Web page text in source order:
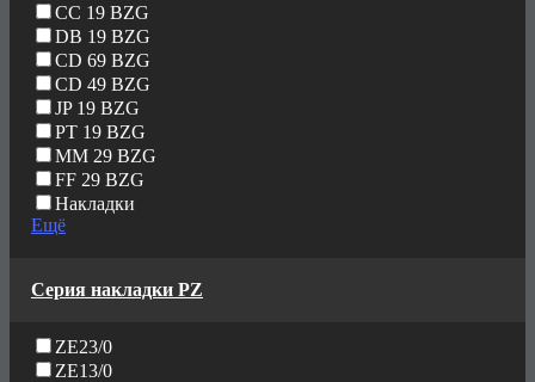
CC 19 BZG
DB 19 BZG
CD 69 BZG
CD 49 BZG
JP 19 BZG
PT 19 BZG
MM 29 BZG
FF 29 BZG
Накладки
Ещё
Серия накладки PZ
ZE23/0
ZE13/0